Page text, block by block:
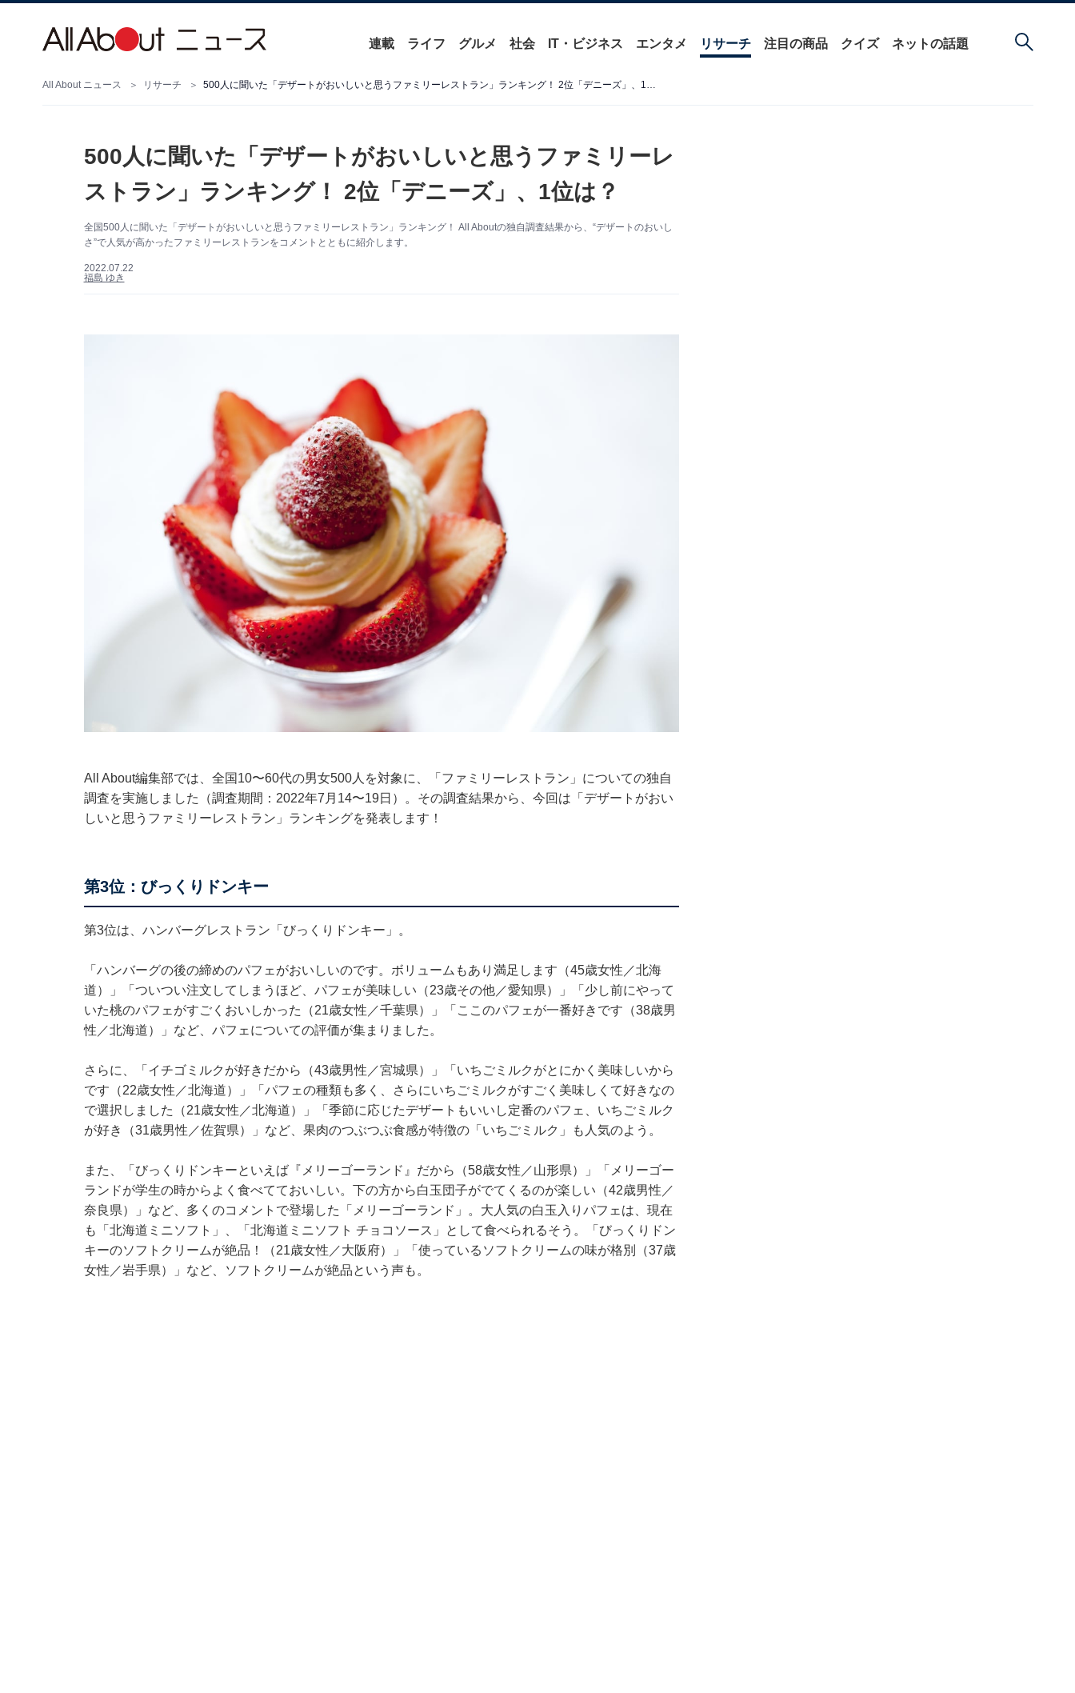
連載 ライフ グルメ 社会 IT・ビジネス エンタメ リサーチ 注目の商品 クイズ ネットの話題
All About ニュース リサーチ 500人に聞いた「デザートがおいしいと思うファミリーレストラン」ランキング！ 2位「デニーズ」、1位は？
500人に聞いた「デザートがおいしいと思うファミリーレ
ストラン」ランキング！ 2位「デニーズ」、1位は？
全国500人に聞いた「デザートがおいしいと思うファミリーレストラン」ランキング！ All Aboutの独自調査結果から、“デザートのおいし
さ”で人気が高かったファミリーレストランをコメントとともに紹介します。
2022.07.22
福島 ゆき
All About編集部では、全国10〜60代の男女500人を対象に、「ファミリーレストラン」についての独自
調査を実施しました（調査期間：2022年7月14〜19日）。その調査結果から、今回は「デザートがおい
しいと思うファミリーレストラン」ランキングを発表します！
第3位：びっくりドンキー
第3位は、ハンバーグレストラン「びっくりドンキー」。
「ハンバーグの後の締めのパフェがおいしいのです。ボリュームもあり満足します（45歳女性／北海
道）」「ついつい注文してしまうほど、パフェが美味しい（23歳その他／愛知県）」「少し前にやって
いた桃のパフェがすごくおいしかった（21歳女性／千葉県）」「ここのパフェが一番好きです（38歳男
性／北海道）」など、パフェについての評価が集まりました。
さらに、「イチゴミルクが好きだから（43歳男性／宮城県）」「いちごミルクがとにかく美味しいから
です（22歳女性／北海道）」「パフェの種類も多く、さらにいちごミルクがすごく美味しくて好きなの
で選択しました（21歳女性／北海道）」「季節に応じたデザートもいいし定番のパフェ、いちごミルク
が好き（31歳男性／佐賀県）」など、果肉のつぶつぶ食感が特徴の「いちごミルク」も人気のよう。
また、「びっくりドンキーといえば『メリーゴーランド』だから（58歳女性／山形県）」「メリーゴー
ランドが学生の時からよく食べてておいしい。下の方から白玉団子がでてくるのが楽しい（42歳男性／
奈良県）」など、多くのコメントで登場した「メリーゴーランド」。大人気の白玉入りパフェは、現在
も「北海道ミニソフト」、「北海道ミニソフト チョコソース」として食べられるそう。「びっくりドン
キーのソフトクリームが絶品！（21歳女性／大阪府）」「使っているソフトクリームの味が格別（37歳
女性／岩手県）」など、ソフトクリームが絶品という声も。